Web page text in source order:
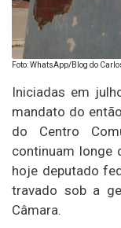
Foto: WhatsApp/Blog do
Iniciadas em
mandato do
do Centro
continuam longe
hoje deputado
travado sob a
Câmara.